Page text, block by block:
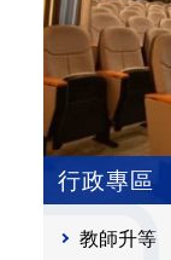
行政專區
教師升等